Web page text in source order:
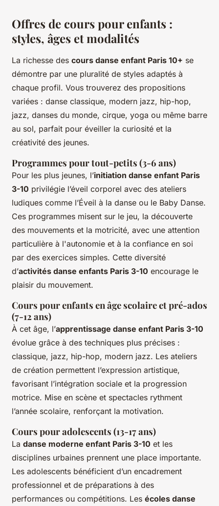
Offres de cours pour enfants :
styles, âges et modalités
La richesse des cours danse enfant Paris 10+ se
démontre par une pluralité de styles adaptés à
chaque profil. Vous trouverez des propositions
variées : danse classique, modern jazz, hip-hop,
jazz, danses du monde, cirque, yoga ou même barre
au sol, parfait pour éveiller la curiosité et la
créativité des jeunes.
Programmes pour tout-petits (3-6 ans)
Pour les plus jeunes, l’initiation danse enfant Paris
3-10 privilégie l’éveil corporel avec des ateliers
ludiques comme l’Éveil à la danse ou le Baby Danse.
Ces programmes misent sur le jeu, la découverte
des mouvements et la motricité, avec une attention
particulière à l'autonomie et à la confiance en soi
par des exercices simples. Cette diversité
d’activités danse enfants Paris 3-10 encourage le
plaisir du mouvement.
Cours pour enfants en âge scolaire et pré-ados
(7-12 ans)
À cet âge, l’apprentissage danse enfant Paris 3-10
évolue grâce à des techniques plus précises :
classique, jazz, hip-hop, modern jazz. Les ateliers
de création permettent l’expression artistique,
favorisant l’intégration sociale et la progression
motrice. Mise en scène et spectacles rythment
l’année scolaire, renforçant la motivation.
Cours pour adolescents (13-17 ans)
La danse moderne enfant Paris 3-10 et les
disciplines urbaines prennent une place importante.
Les adolescents bénéficient d’un encadrement
professionnel et de préparations à des
performances ou compétitions. Les écoles danse